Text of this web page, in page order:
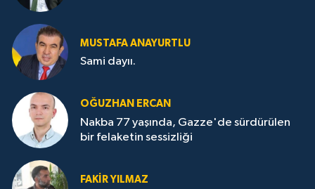
MUSTAFA ANAYURTLU
Sami dayıı.
OĞUZHAN ERCAN
Nakba 77 yaşında, Gazze'de sürdürülen
bir felaketin sessizliği
FAKİR YILMAZ